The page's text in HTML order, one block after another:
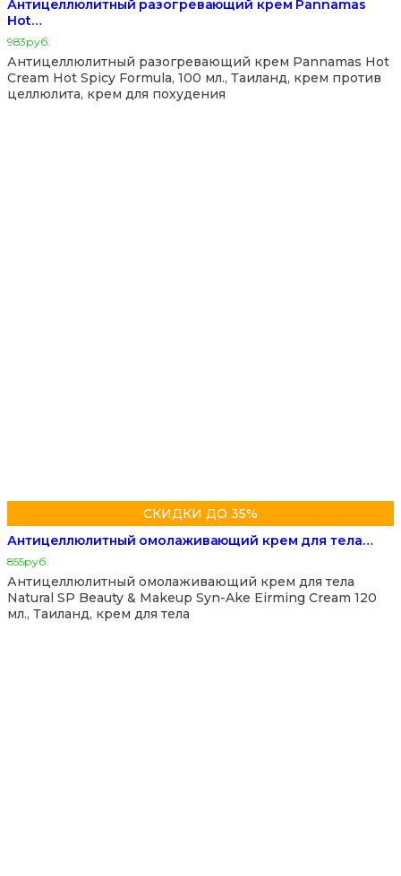
Антицеллюлитный разогревающий крем Pannamas
Hot…
983руб.
Антицеллюлитный разогревающий крем Pannamas Hot
Cream Hot Spicy Formula, 100 мл., Таиланд, крем против
целлюлита, крем для похудения
СКИДКИ ДО 35%
Антицеллюлитный омолаживающий крем для тела…
855руб.
Антицеллюлитный омолаживающий крем для тела
Natural SP Beauty & Makeup Syn-Ake Eirming Cream 120
мл., Таиланд, крем для тела